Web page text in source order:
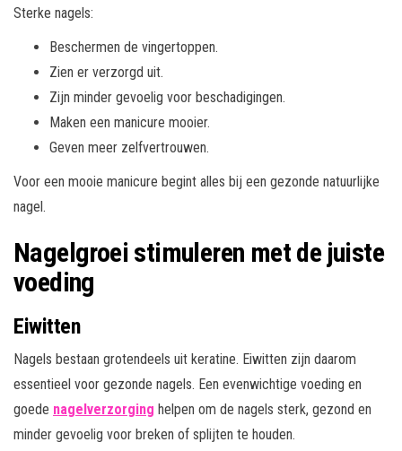
Sterke nagels:
Beschermen de vingertoppen.
Zien er verzorgd uit.
Zijn minder gevoelig voor beschadigingen.
Maken een manicure mooier.
Geven meer zelfvertrouwen.
Voor een mooie manicure begint alles bij een gezonde natuurlijke
nagel.
Nagelgroei stimuleren met de juiste
voeding
Eiwitten
Nagels bestaan grotendeels uit keratine. Eiwitten zijn daarom
essentieel voor gezonde nagels. Een evenwichtige voeding en
goede nagelverzorging helpen om de nagels sterk, gezond en
minder gevoelig voor breken of splijten te houden.